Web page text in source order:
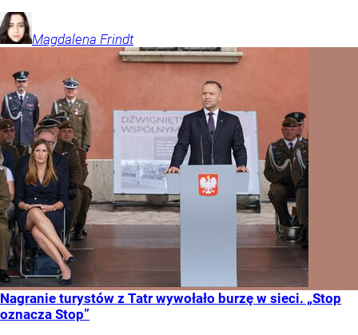
Magdalena Frindt
Nagranie turystów z Tatr wywołało burzę w sieci. „Stop
oznacza Stop”